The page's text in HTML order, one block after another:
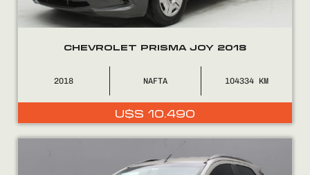
NOSOTROS
CONTACTO
CHEVROLET PRISMA JOY 2018
2018 NAFTA 104334
U$S 10.490